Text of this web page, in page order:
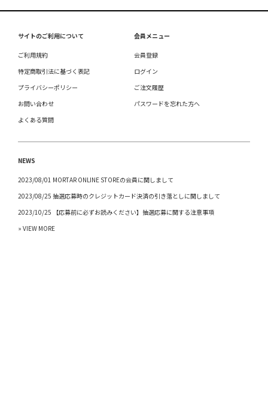
サイトのご利用について
ご利用規約
特定商取引法に基づく表記
プライバシーポリシー
お問い合わせ
よくある質問
会員メニュー
会員登録
ログイン
ご注文履歴
パスワードを忘れた方へ
NEWS
2023/08/01 MORTAR ONLINE STOREの会員に関しまして
2023/08/25 抽選応募時のクレジットカード決済の引き落としに関しまして
2023/10/25 【応募前に必ずお読みください】抽選応募に関する注意事項
» VIEW MORE